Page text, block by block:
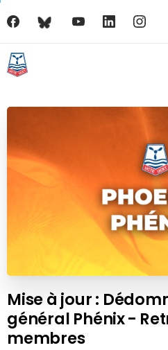
Mise à jour :
général Phénix -
membres